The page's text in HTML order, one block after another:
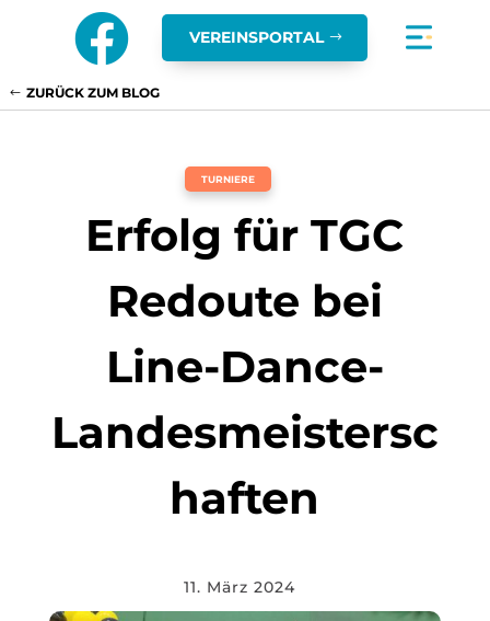
 VEREINSPORTAL
ZURÜCK ZUM BLOG
TURNIERE
Erfolg für TGC
Redoute bei
Line-Dance-
Landesmeistersc
haften
11. März 2024